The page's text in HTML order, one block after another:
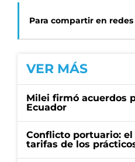
Para compartir en redes
VER MÁS
Milei firmó acuerdos
Ecuador
Conflicto portuario: el
tarifas de los